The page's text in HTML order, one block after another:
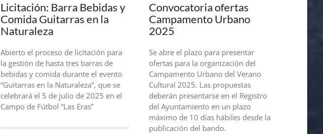
Licitación: Barra Bebidas y
Comida Guitarras en la
Naturaleza
Abierto el proceso de licitación para
la gestión de hasta tres barras de
bebidas y comida durante el evento
“Guitarras en la Naturaleza”, que se
celebrará el 5 de julio de 2025 en el
Campo de Fútbol “Las Eras”
Convocatoria ofertas
Campamento Urbano
2025
Se abre el plazo para presentar
ofertas para la organización del
Campamento Urbano del Verano
Cultural 2025. Las propuestas
deberán presentarse en el Registro
del Ayuntamiento en un plazo
máximo de 10 días hábiles desde la
publicación del bando.